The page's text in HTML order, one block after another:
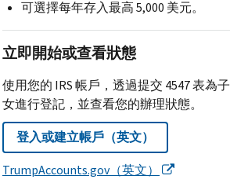
可選擇每年存入最高 5,000 美元。
立即開始或查看狀態
使用您的 IRS 帳戶，透過提交 4547 表為子
女進行登記，並查看您的辦理狀態。
登入或建立帳戶（英文）
TrumpAccounts.gov（英文）